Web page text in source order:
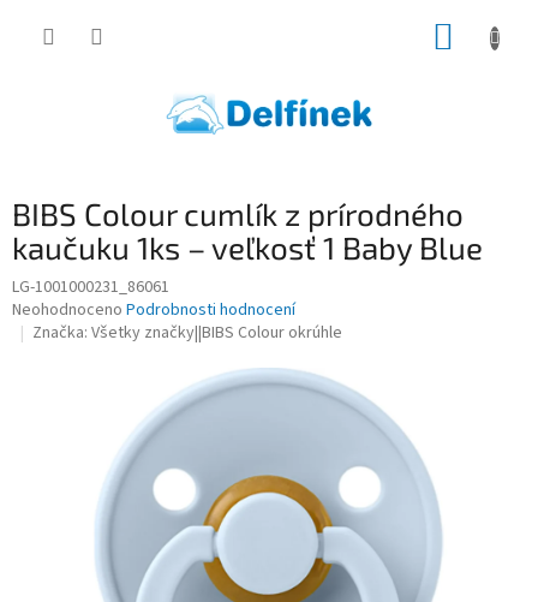
BIBS Colour cumlík z prírodného
kaučuku 1ks – veľkosť 1 Baby Blue
LG-1001000231_86061
Průměrné
hodnocení
Neohodnoceno Podrobnosti hodnocení
Značka: Všetky značky||BIBS Colour okrúhle